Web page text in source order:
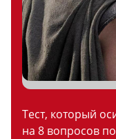
Тест, который
на 8 вопросов